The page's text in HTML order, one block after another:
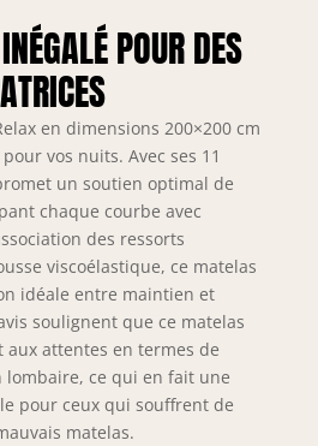
et les ressorts
offrent un
maintien
anatomique précis
adapté à chaque
morphologie.
Indépendance des
zones de couchage
et tissu avec
régulation de
température.
Circulation totale
de l'air grâce à des
aérations qui
assurent une
bonne
respirabilité.
POUR DES
en dimensions 200×200 cm
vos nuits. Avec ses 11
un soutien optimal de
chaque courbe avec
des ressorts
viscoélastique, ce matelas
idéale entre maintien et
soulignent que ce matelas
attentes en termes de
ce qui en fait une
pour ceux qui souffrent de
matelas.